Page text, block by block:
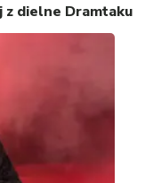
z dielne Dramtaku